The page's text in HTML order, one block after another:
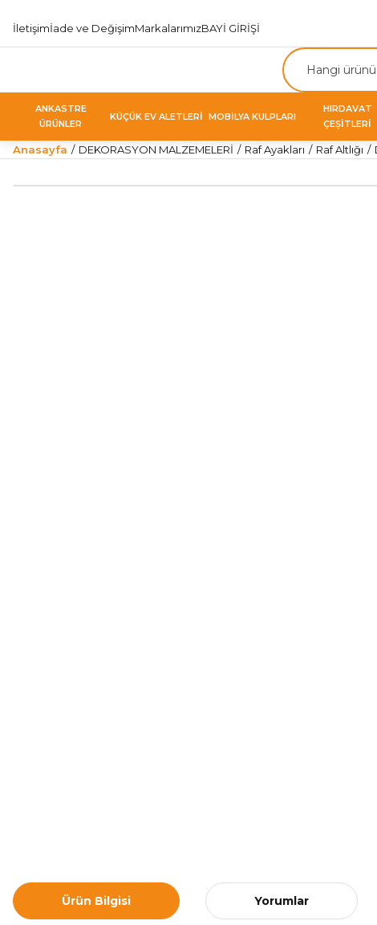
İletişimİade ve DeğişimMarkalarımızBAYİ GİRİŞİ
ANKASTRE
ÜRÜNLER
KÜÇÜK EV ALETLERİ MOBİLYA KULPLARI
HIRDAVAT
ÇEŞİTLERİ
Anasayfa DEKORASYON MALZEMELERİ Raf Ayakları Raf Altlığı
Ürün Bilgisi Yorumlar